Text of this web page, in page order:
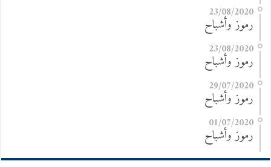
23/08/2020
رموز وأشباح
23/08/2020
رموز وأشباح
29/07/2020
رموز وأشباح
01/07/2020
رموز وأشباح